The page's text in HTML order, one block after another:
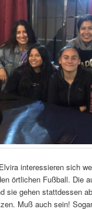
interessieren sich
örtlichen Fußball. Die
sie gehen stattdessen
Muß auch sein!